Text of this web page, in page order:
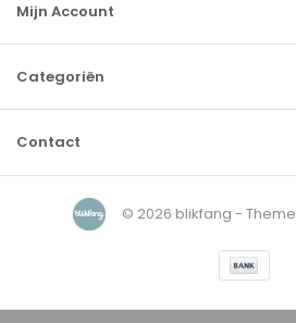
Mijn Account
Categoriën
Contact
© 2026 blikfang -